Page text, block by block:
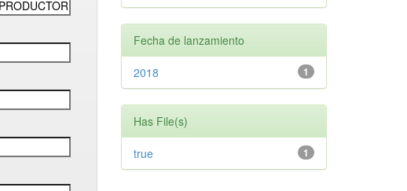
Fecha de lanzamiento
1
2018
Has File(s)
1
true